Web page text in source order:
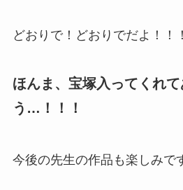
どおりで！どおりでだよ！！！
ほんま、宝塚入ってくれて
う…！！！
今後の先生の作品も楽しみで